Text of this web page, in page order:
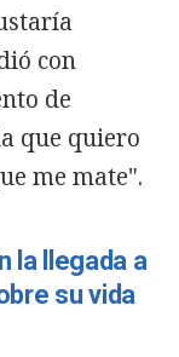
con
de
que quiero
me mate".
la llegada a
su vida